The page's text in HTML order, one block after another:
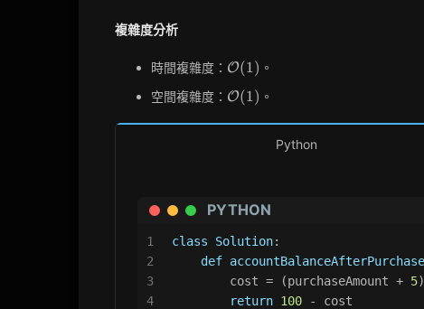
複雜度分析
時間複雜度： \mathcal{O}
O(1) 。
空間複雜度： \mathcal{O}
O(1) 。
Python
PYTHON
1
2
3
4
class Solution:
def accountBalanceAfterPurchase
        cost = (purchaseAmount +
5
return 100 - cost